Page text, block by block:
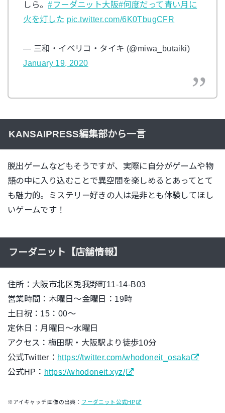
しら。#フーダニット大阪#何度だって青い月に
火を灯した pic.twitter.com/6K0TbugCFR
— 三和・イベリコ・タイキ (@miwa_butaiki)
January 19, 2020
KANSAIPRESS編集部から一言
脱出ゲームなどもそうですが、実際に自分がゲームや物
語の中に入り込むことで異空間を楽しめるとあってとて
も魅力的。ミステリー好きの人は是非とも体験してほし
いゲームです！
フーダニット【店舗情報】
住所：大阪市北区兎我野町11-14-B03
営業時間：木曜日～金曜日：19時
土日祝：15：00～
定休日：月曜日～水曜日
アクセス：梅田駅・大阪駅より徒歩10分
公式Twitter： https://twitter.com/whodoneit_osaka
公式HP： https://whodoneit.xyz/
※アイキャッチ画像の出典： フーダニット公式HP